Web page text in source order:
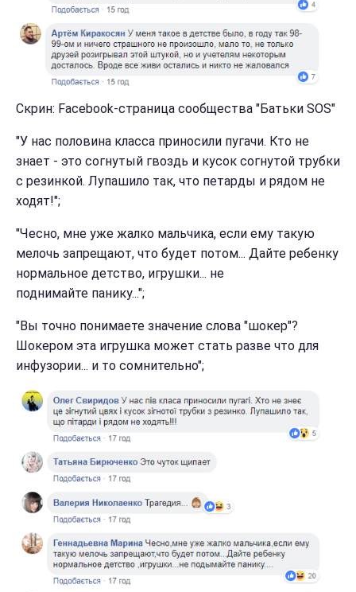
Скрин: Facebook-страница сообщества "Батьки SOS"
"У нас половина класса приносили пугачи. Кто не
знает - это согнутый гвоздь и кусок согнутой трубки
с резинкой. Лупашило так, что петарды и рядом не
ходят!";
"Чесно, мне уже жалко мальчика, если ему такую
мелочь запрещают, что будет потом... Дайте ребенку
нормальное детство, игрушки... не
поднимайте панику...";
"Вы точно понимаете значение слова "шокер"?
Шокером эта игрушка может стать разве что для
инфузории... и то сомнительно";